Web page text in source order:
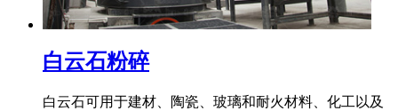
白云石粉碎
白云石可用于建材、陶瓷、玻璃和耐火材料、化工以及